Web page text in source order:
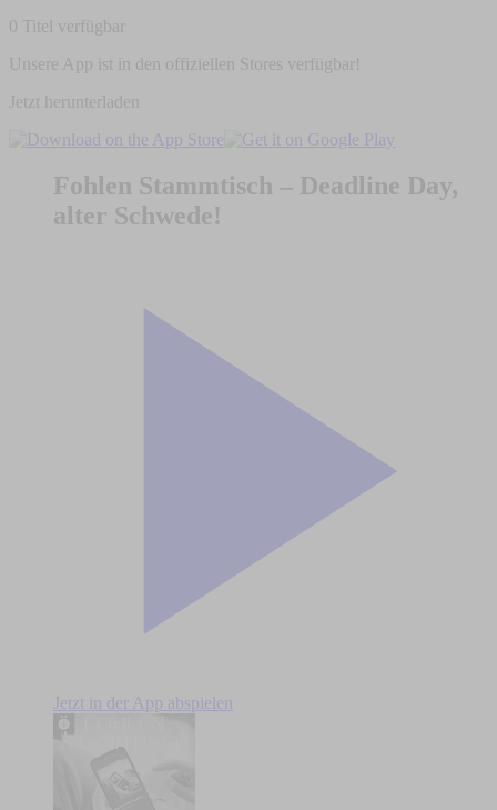
0 Titel verfügbar
Unsere App ist in den offiziellen Stores verfügbar!
Jetzt herunterladen
Fohlen Stammtisch – Deadline Day,
alter Schwede!
Jetzt in der App abspielen